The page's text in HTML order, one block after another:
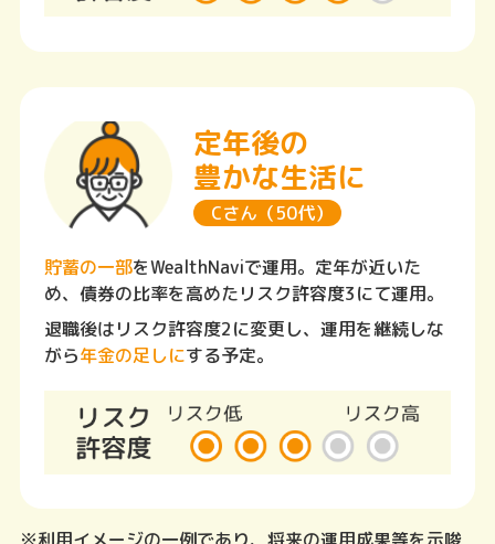
定年後の
豊かな生活に
Cさん（50代）
貯蓄の一部をWealthNaviで運用。定年が近いた
め、債券の比率を高めたリスク許容度3にて運用。
退職後はリスク許容度2に変更し、運用を継続しな
がら年金の足しにする予定。